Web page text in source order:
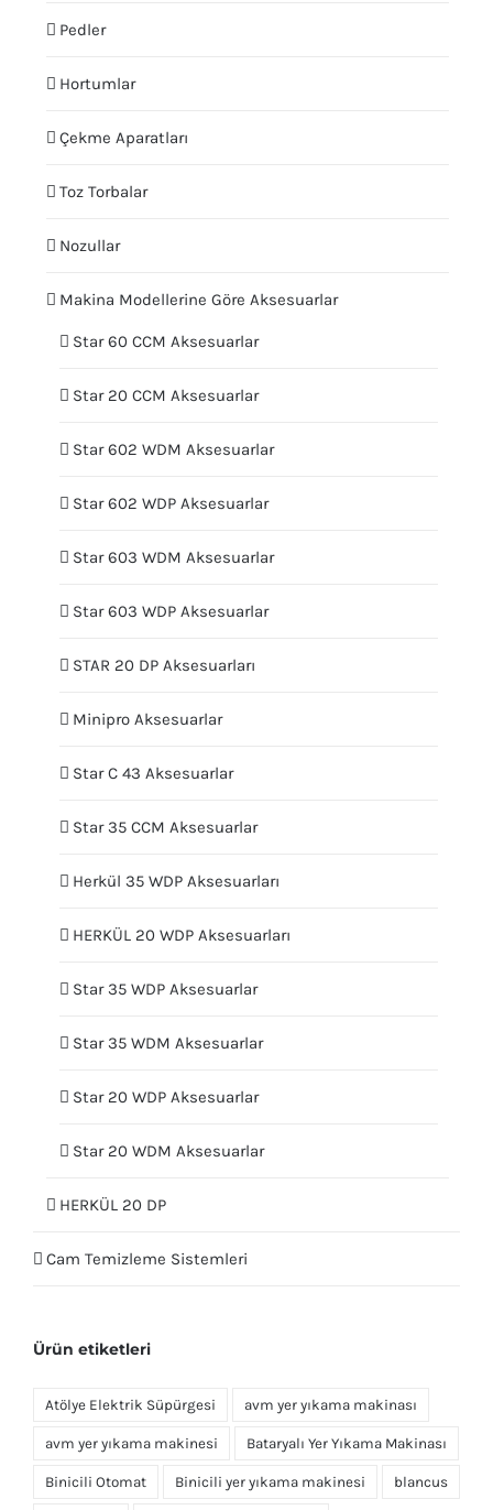
Pedler
Hortumlar
Çekme Aparatları
Toz Torbalar
Nozullar
Makina Modellerine Göre Aksesuarlar
Star 60 CCM Aksesuarlar
Star 20 CCM Aksesuarlar
Star 602 WDM Aksesuarlar
Star 602 WDP Aksesuarlar
Star 603 WDM Aksesuarlar
Star 603 WDP Aksesuarlar
STAR 20 DP Aksesuarları
Minipro Aksesuarlar
Star C 43 Aksesuarlar
Star 35 CCM Aksesuarlar
Herkül 35 WDP Aksesuarları
HERKÜL 20 WDP Aksesuarları
Star 35 WDP Aksesuarlar
Star 35 WDM Aksesuarlar
Star 20 WDP Aksesuarlar
Star 20 WDM Aksesuarlar
HERKÜL 20 DP
Cam Temizleme Sistemleri
Ürün etiketleri
Atölye Elektrik Süpürgesi avm yer yıkama makinası
avm yer yıkama makinesi Bataryalı Yer Yıkama Makinası
Binicili Otomat Binicili yer yıkama makinesi blancus